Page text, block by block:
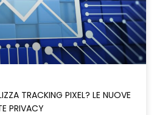
TRACKING PIXEL? LE NUOVE
PRIVACY